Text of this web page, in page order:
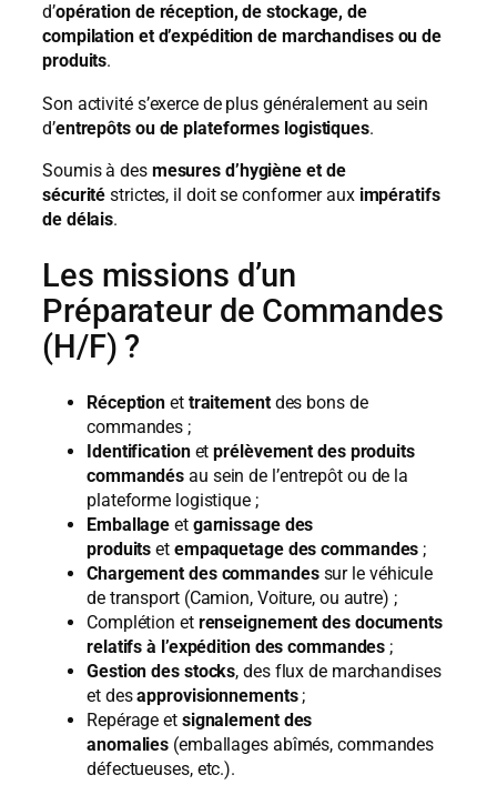
d’opération de réception, de stockage, de
compilation et d’expédition de marchandises ou de
produits.
Son activité s’exerce de plus généralement au sein
d’entrepôts ou de plateformes logistiques.
Soumis à desmesures d’hygiène et de
sécurité strictes, il doit se conformer auximpératifs
de délais.
Les missions d’un
Préparateur de Commandes
(H/F) ?
Réception et traitementdes bons de
commandes ;
Identificationetprélèvement des produits
commandés au sein de l’entrepôt ou de la
plateforme logistique ;
Emballage et garnissage des
produits et empaquetage des commandes ;
Chargement des commandessur le véhicule
de transport (Camion, Voiture, ou autre) ;
Complétion et renseignement des documents
relatifs à l’expédition des commandes ;
Gestion des stocks, des flux de marchandises
et desapprovisionnements;
Repérage et signalement des
anomalies (emballages abîmés, commandes
défectueuses, etc.).